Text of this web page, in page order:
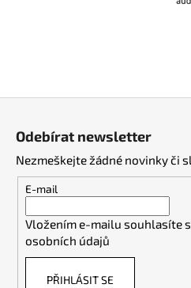
Odebírat newsletter
Nezmeškejte žádné novinky či
E-mail
Vložením e-mailu souhlasíte s
osobních údajů
PŘIHLÁSIT SE